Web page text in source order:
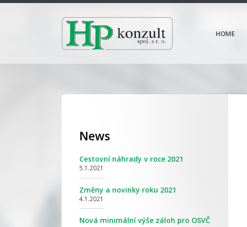
HOME
News
Cestovní náhrady v roce 2021
5.1.2021
Změny a novinky roku 2021
4.1.2021
Nová minimální výše záloh pro OSVČ